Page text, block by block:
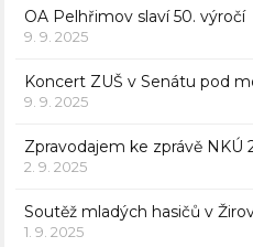
OA Pelhřimov slaví 50. výročí
9. 9. 2025
Koncert ZUŠ v Senátu pod
9. 9. 2025
Zpravodajem ke zprávě NKÚ
2. 9. 2025
Soutěž mladých hasičů v
1. 9. 2025